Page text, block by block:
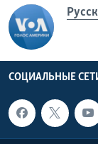
СОЦИАЛЬНЫЕ